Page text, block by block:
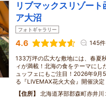
リブマックスリゾー
ア大沼
フォトギャラリー
4.6 145件
133万坪の広大な敷地には、春夏
ィが満載！北海の食をテーマにし
ュッフェにもご注目！2026年9
る『LIVEMAX花火大会』開催決定
住所
北海道茅部郡森町赤井川